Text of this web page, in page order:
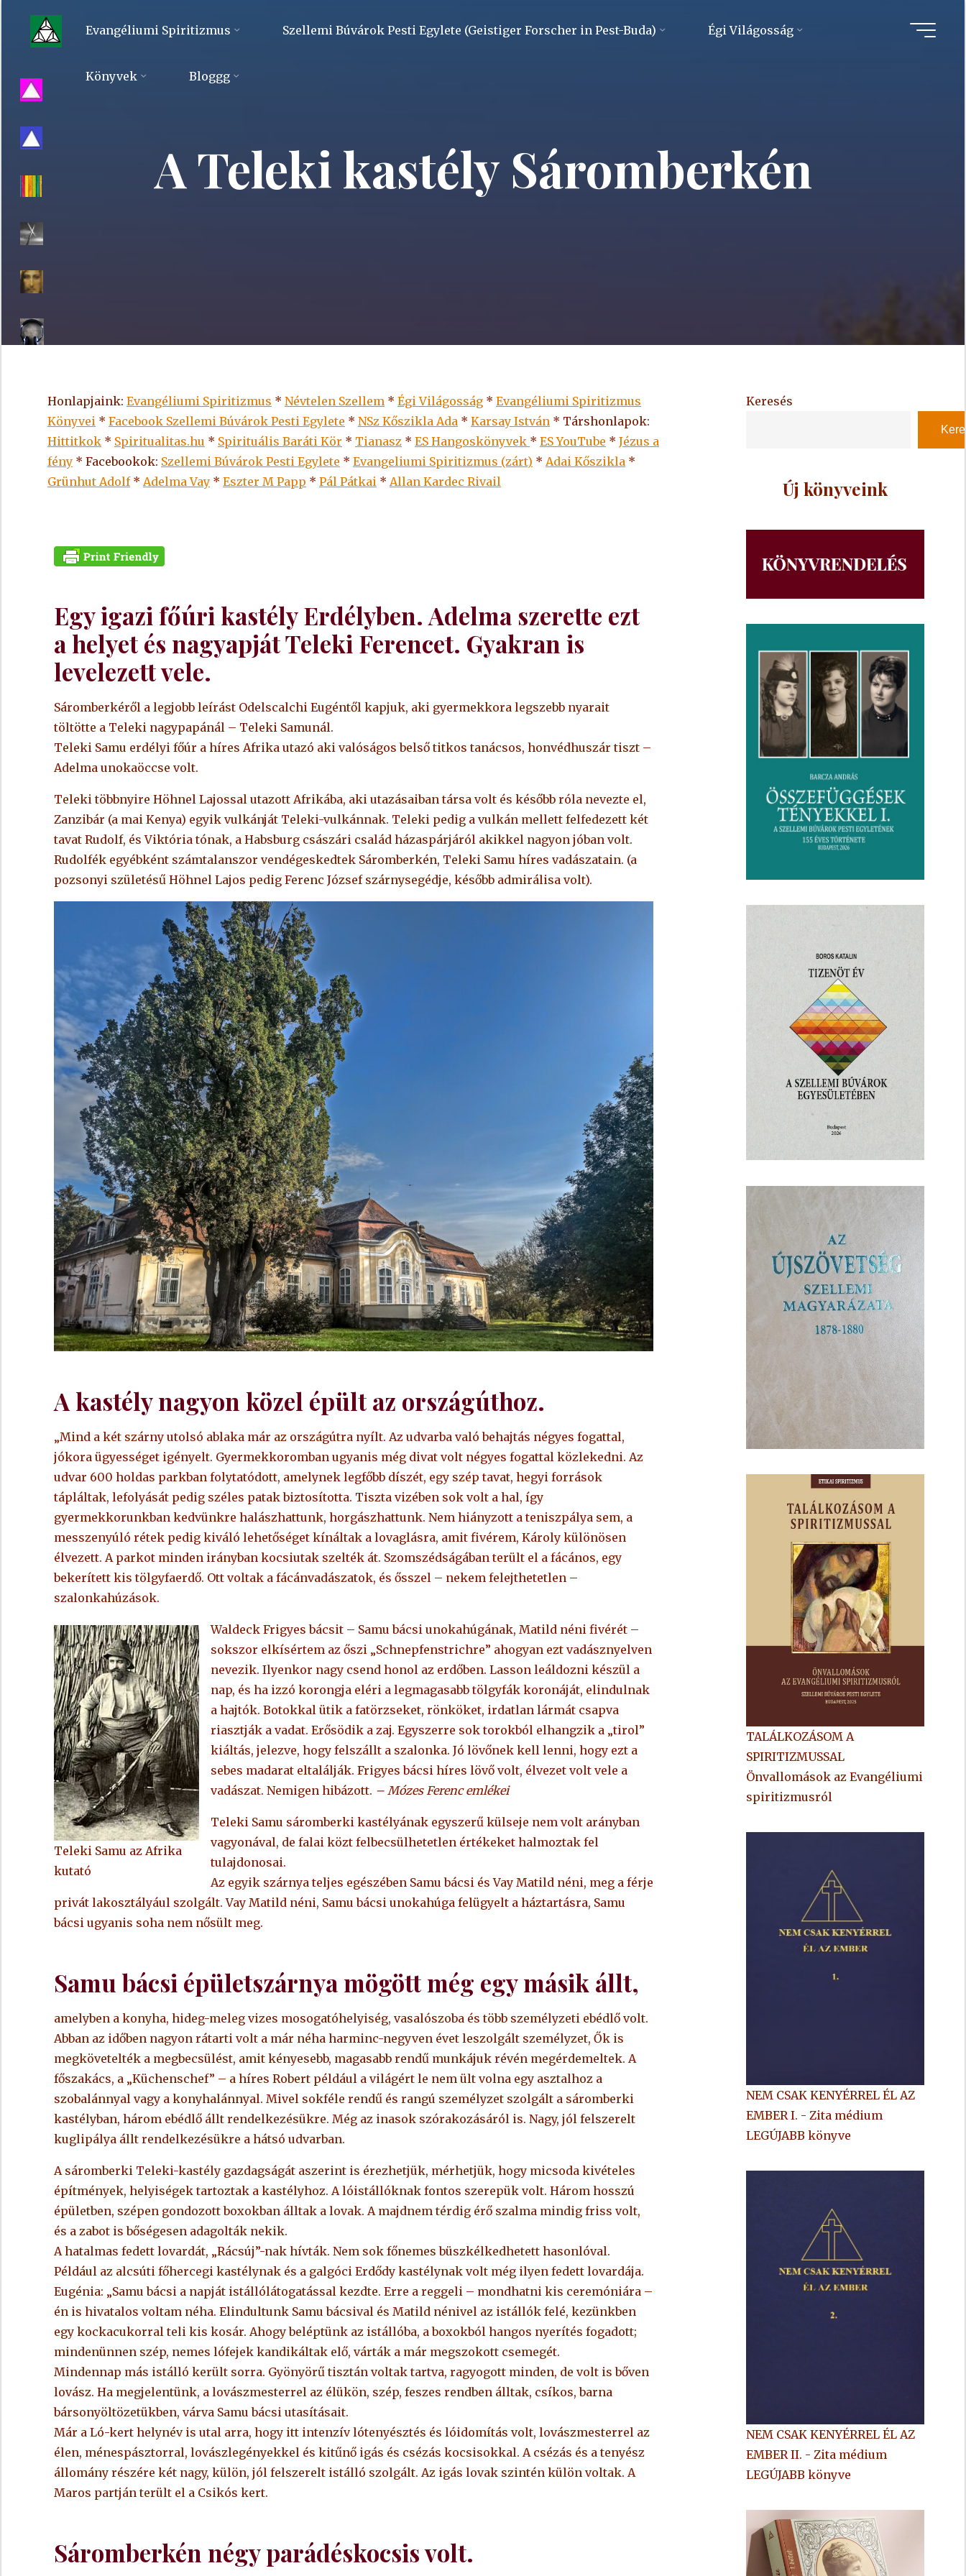
content
Evangéliumi
Evangéliumi Spiritizmus Szellemi Búvárok Pesti Egylete (Geistiger Forscher in Pest-Buda) Égi Világosság
Könyvek Bloggg
A Teleki kastély Sáromberkén
Honlapjaink: Evangéliumi Spiritizmus * Névtelen Szellem * Égi Világosság * Evangéliumi Spiritizmus
Könyvei * Facebook Szellemi Búvárok Pesti Egylete * NSz Kőszikla Ada * Karsay István * Társhonlapok:
Hittitkok * Spiritualitas.hu * Spirituális Baráti Kör * Tianasz * ES Hangoskönyvek * ESYouTube * Jézus a
fény * Facebookok: Szellemi Búvárok Pesti Egylete * Evangeliumi Spiritizmus (zárt) * Adai Kőszikla *
Grünhut Adolf* Adelma Vay * Eszter M Papp * Pál Pátkai * Allan Kardec Rivail
Egy igazi főúri kastély Erdélyben. Adelma szerette ezt
a helyet és nagyapját Teleki Ferencet. Gyakran is
levelezett vele.
Sáromberkéről a legjobb leírást Odelscalchi Eugéntől kapjuk, aki gyermekkora legszebb nyarait
töltötte a Teleki nagypapánál – Teleki Samunál.
Teleki Samu erdélyi főúr a híres Afrika utazó aki valóságos belső titkos tanácsos, honvédhuszár tiszt –
Adelma unokaöccse volt.
Teleki többnyire Höhnel Lajossal utazott Afrikába, aki utazásaiban társa volt és később róla nevezte el,
Zanzibár (a mai Kenya) egyik vulkánját Teleki-vulkánnak. Teleki pedig a vulkán mellett felfedezett két
tavat Rudolf, és Viktória tónak, a Habsburg császári család házaspárjáról akikkel nagyon jóban volt.
Rudolfék egyébként számtalanszor vendégeskedtek Sáromberkén, Teleki Samu híres vadászatain. (a
pozsonyi születésű Höhnel Lajos pedig Ferenc József szárnysegédje, később admirálisa volt).
A kastély nagyon közel épült az országúthoz.
„Mind a két szárny utolsó ablaka már az országútra nyílt. Az udvarba való behajtás négyes fogattal,
jókora ügyességet igényelt. Gyermekkoromban ugyanis még divat volt négyes fogattal közlekedni. Az
udvar 600 holdas parkban folytatódott, amelynek legfőbb díszét, egy szép tavat, hegyi források
tápláltak, lefolyását pedig széles patak biztosította. Tiszta vizében sok volt a hal, így
gyermekkorunkban kedvünkre halászhattunk, horgászhattunk. Nem hiányzott a teniszpálya sem, a
messzenyúló rétek pedig kiváló lehetőséget kínáltak a lovaglásra, amit fivérem, Károly különösen
élvezett. A parkot minden irányban kocsiutak szelték át. Szomszédságában terült el a fácános, egy
bekerített kis tölgyfaerdő. Ott voltak a fácánvadászatok, és ősszel – nekem felejthetetlen –
szalonkahúzások.
Teleki Samu az Afrika
kutató
Waldeck Frigyes bácsit – Samu bácsi unokahúgának, Matild néni fivérét –
sokszor elkísértem az őszi „Schnepfenstrichre” ahogyan ezt vadásznyelven
nevezik. Ilyenkor nagy csend honol az erdőben. Lasson leáldozni készül a
nap, és ha izzó korongja eléri a legmagasabb tölgyfák koronáját, elindulnak
a hajtók. Botokkal ütik a fatörzseket, rönköket, irdatlan lármát csapva
riasztják a vadat. Erősödik a zaj. Egyszerre sok torokból elhangzik a „tirol”
kiáltás, jelezve, hogy felszállt a szalonka. Jó lövőnek kell lenni, hogy ezt a
sebes madarat eltalálják. Frigyes bácsi híres lövő volt, élvezet volt vele a
vadászat. Nemigen hibázott. – Mózes Ferenc emlékei
Teleki Samu sáromberki kastélyának egyszerű külseje nem volt arányban
vagyonával, de falai közt felbecsülhetetlen értékeket halmoztak fel
tulajdonosai.
Az egyik szárnya teljes egészében Samu bácsi és Vay Matild néni, meg a férje
privát lakosztályául szolgált. Vay Matild néni, Samu bácsi unokahúga felügyelt a háztartásra, Samu
bácsi ugyanis soha nem nősült meg.
Samu bácsi épületszárnya mögött még egy másik állt,
amelyben a konyha, hideg-meleg vizes mosogatóhelyiség, vasalószoba és több személyzeti ebédlő volt.
Abban az időben nagyon rátarti volt a már néha harminc-negyven évet leszolgált személyzet, Ők is
megkövetelték a megbecsülést, amit kényesebb, magasabb rendű munkájuk révén megérdemeltek. A
főszakács, a „Küchenschef” – a híres Robert például a világért le nem ült volna egy asztalhoz a
szobalánnyal vagy a konyhalánnyal. Mivel sokféle rendű és rangú személyzet szolgált a sáromberki
kastélyban, három ebédlő állt rendelkezésükre. Még az inasok szórakozásáról is. Nagy, jól felszerelt
kuglipálya állt rendelkezésükre a hátsó udvarban.
A sáromberki Teleki-kastély gazdagságát aszerint is érezhetjük, mérhetjük, hogy micsoda kivételes
építmények, helyiségek tartoztak a kastélyhoz. A lóistállóknak fontos szerepük volt. Három hosszú
épületben, szépen gondozott boxokban álltak a lovak. A majdnem térdig érő szalma mindig friss volt,
és a zabot is bőségesen adagolták nekik.
A hatalmas fedett lovardát, „Rácsúj”-nak hívták. Nem sok főnemes büszkélkedhetett hasonlóval.
Például az alcsúti főhercegi kastélynak és a galgóci Erdődy kastélynak volt még ilyen fedett lovardája.
Eugénia: „Samu bácsi a napját istállólátogatással kezdte. Erre a reggeli – mondhatni kis ceremóniára –
én is hivatalos voltam néha. Elindultunk Samu bácsival és Matild nénivel az istállók felé, kezünkben
egy kockacukorral teli kis kosár. Ahogy beléptünk az istállóba, a boxokból hangos nyerítés fogadott;
mindenünnen szép, nemes lófejek kandikáltak elő, várták a már megszokott csemegét.
Mindennap más istálló került sorra. Gyönyörű tisztán voltak tartva, ragyogott minden, de volt is bőven
lovász. Ha megjelentünk, a lovászmesterrel az élükön, szép, feszes rendben álltak, csíkos, barna
bársonyöltözetükben, várva Samu bácsi utasításait.
Már a Ló-kert helynév is utal arra, hogy itt intenzív lótenyésztés és lóidomítás volt, lovászmesterrel az
élen, ménespásztorral, lovászlegényekkel és kitűnő igás és csézás kocsisokkal. A csézás és a tenyész
állomány részére két nagy, külön, jól felszerelt istálló szolgált. Az igás lovak szintén külön voltak. A
Maros partján terült el a Csikós kert.
Sáromberkén négy parádéskocsis volt.
Keresés
Új könyveink
TALÁLKOZÁSOM A
SPIRITIZMUSSAL
Önvallomások az Evangéliumi
spiritizmusról
NEM CSAK KENYÉRREL ÉL AZ
EMBER I. - Zita médium
LEGÚJABB könyve
NEM CSAK KENYÉRREL ÉL AZ
EMBER II. - Zita médium
LEGÚJABB könyve